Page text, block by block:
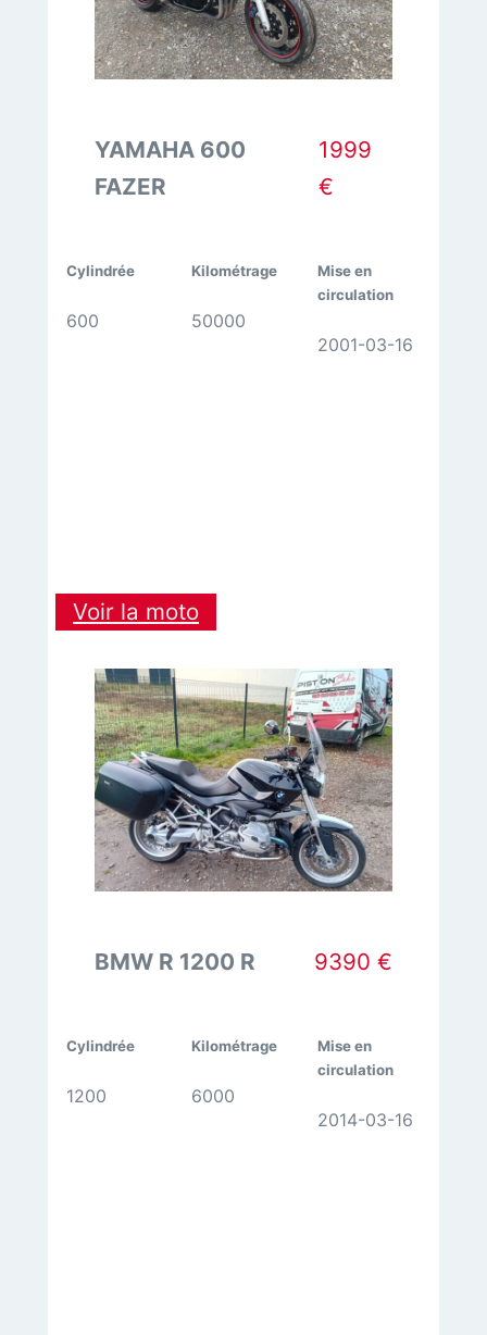
YAMAHA 600
FAZER
1999
€
Cylindrée
600
Kilométrage
50000
Mise en
circulation
2001-03-16
Voir la moto:
600
FAZER
BMW R 1200 R 9390 €
Cylindrée
1200
Kilométrage
6000
Mise en
circulation
2014-03-16